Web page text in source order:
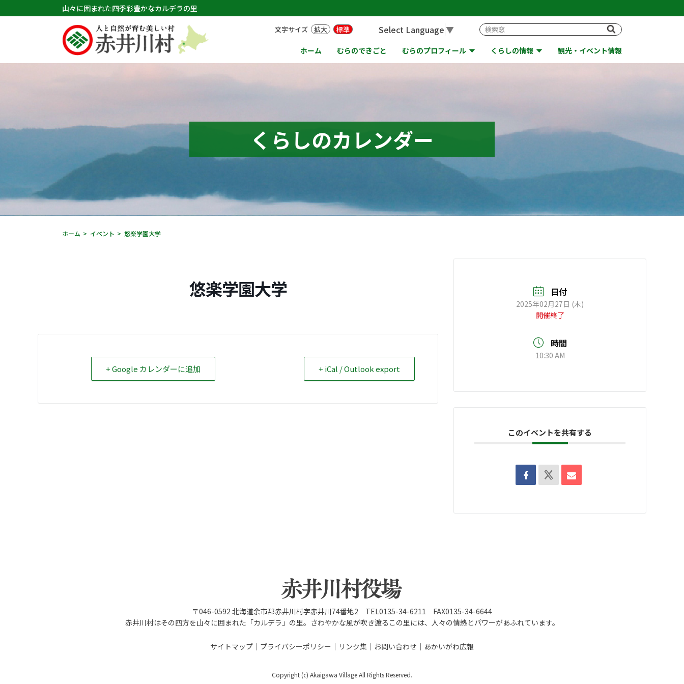
山々に囲まれた四季彩豊かなカルデラの里
ホーム むらのできごと むらのプロフィール くらしの情報 観光・イベント情報
文字サイズ 拡大 標準 Select Language▼
くらしのカレンダー
ホーム イベント 悠楽学園大学
悠楽学園大学
+ Google カレンダーに追加 + iCal / Outlook export
日付
2025年02月27日 (木)
開催終了
時間
10:30 AM
このイベントを共有する
〒046-0592 北海道余市郡赤井川村字赤井川74番地2 TEL0135-34-6211 FAX0135-34-6644
赤井川村はその四方を山々に囲まれた「カルデラ」の里。さわやかな風が吹き渡るこの里には、人々の情熱とパワーがあふれています。
サイトマップ プライバシーポリシー リンク集 お問い合わせ あかいがわ広報
Copyright (c) Akaigawa Village All Rights Reserved.